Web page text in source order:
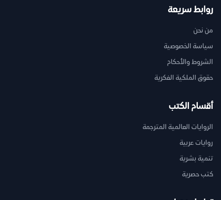
روابط سريعة
من نحن
سياسة الخصوصية
الشروط والأحكام
حقوق الملكية الفكرية
أقسام الكتب
الروايات العالمية المترجمة
روايات عربية
تنمية بشرية
كتب حصرية